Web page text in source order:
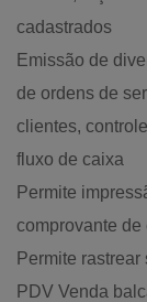
cadastrados
Emissão de
de ordens de
clientes,
fluxo de caixa
Permite
comprovante
Permite
PDV Venda